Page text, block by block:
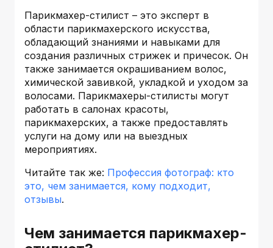
Парикмахер-стилист – это эксперт в
области парикмахерского искусства,
обладающий знаниями и навыками для
создания различных стрижек и причесок. Он
также занимается окрашиванием волос,
химической завивкой, укладкой и уходом за
волосами. Парикмахеры-стилисты могут
работать в салонах красоты,
парикмахерских, а также предоставлять
услуги на дому или на выездных
мероприятиях.
Читайте так же: Профессия фотограф: кто
это, чем занимается, кому подходит,
отзывы.
Чем занимается парикмахер-